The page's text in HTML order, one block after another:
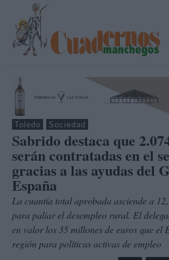
Toledo Sociedad
Sabrido destaca que
serán contratadas en el
gracias a las ayudas del
España
La cuantía total aprobada asciende a
para paliar el desempleo rural. El
en valor los 35 millones de euros que el
región para políticas activas de empleo